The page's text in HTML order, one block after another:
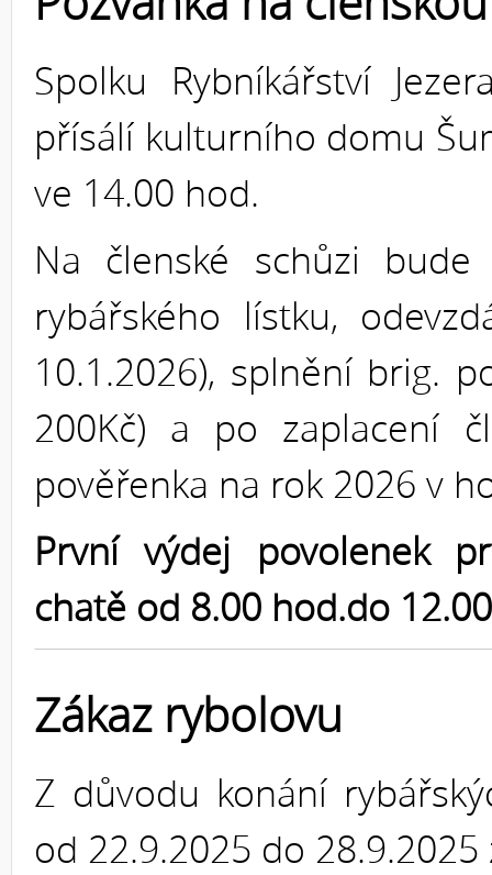
Spolku Rybníkářství
přísálí kulturního domu
ve 14.00 hod.
Na členské schůzi
rybářského lístku,
10.1.2026), splnění brig.
200Kč) a po zaplacení
pověřenka na rok 2026 v
První výdej povolenek
chatě od 8.00 hod.do
Zákaz rybolovu
Z důvodu konání
od 22.9.2025 do